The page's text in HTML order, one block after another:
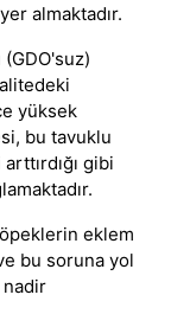
almaktadır.
yüksek
bu tavuklu
gibi
eklem
bu soruna yol
nadir